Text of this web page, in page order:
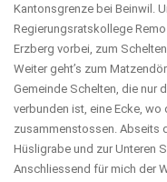
Kantonsgrenze bei Beinwil.
Regierungsratskollege
Erzberg vorbei, zum
Weiter geht’s zum
Gemeinde Schelten, die nur
verbunden ist, eine Ecke,
zusammenstossen. Abseits
Hüsligrabe und zur Unteren
Anschliessend für mich der